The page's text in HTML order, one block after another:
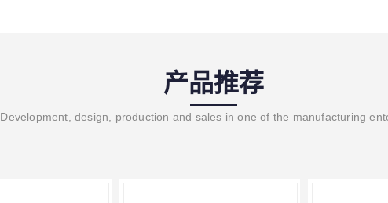
产品推荐
Development, design, production and sales in one of the manufacturing